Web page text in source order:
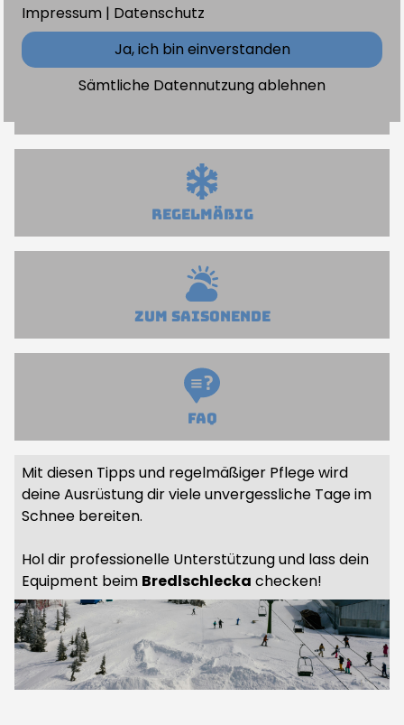
und spart auf lange Sicht Geld.
Regelmäßig
zum Saisonende
FAQ
SHOP
TERMINE
KONTAKT
Mit diesen Tipps und regelmäßiger Pflege wird
deine Ausrüstung dir viele unvergessliche Tage im
Schnee bereiten.
Hol dir professionelle Unterstützung und lass dein
Equipment beim Bredlschlecka checken!
Impressum | Datenschutz
Ja, ich bin einverstanden
Sämtliche Datennutzung ablehnen